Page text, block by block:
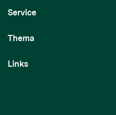
Service
Thema
Links